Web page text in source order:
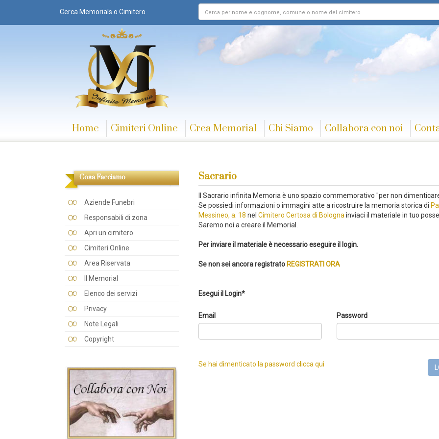
Cerca Memorials o Cimitero
Home Cimiteri Online Crea Memorial Chi Siamo Collabora con noi
Cosa Facciamo
Aziende Funebri
Responsabili di zona
Apri un cimitero
Cimiteri Online
Area Riservata
Il Memorial
Elenco dei servizi
Privacy
Note Legali
Copyright
Sacrario
Il Sacrario infinita Memoria è uno spazio commemorativo "per non
Se possiedi informazioni o immagini atte a ricostruire la memoria storica di
Messineo, a. 18 nel Cimitero Certosa di Bologna inviaci il materiale in tuo
Saremo noi a creare il Memorial.
Per inviare il materiale è necessario eseguire il login.
Se non sei ancora registrato REGISTRATI ORA
Esegui il Login*
Email Password
Se hai dimenticato la password clicca qui